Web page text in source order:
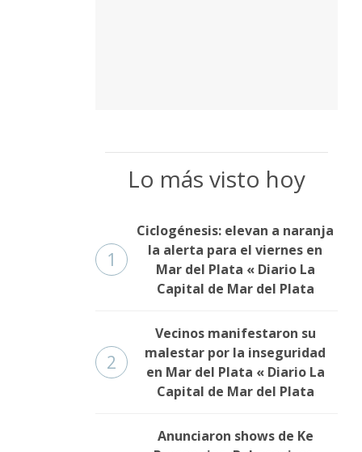
Lo más visto hoy
1
Ciclogénesis: elevan a naranja
la alerta para el viernes en
Mar del Plata « Diario La
Capital de Mar del Plata
2
Vecinos manifestaron su
malestar por la inseguridad
en Mar del Plata « Diario La
Capital de Mar del Plata
Anunciaron shows de Ke